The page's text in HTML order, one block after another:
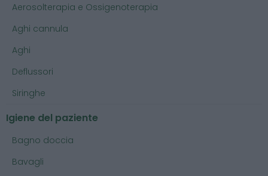
Aerosolterapia e Ossigenoterapia
Aghi cannula
Aghi
Deflussori
Siringhe
Igiene del paziente
Bagno doccia
Bavagli